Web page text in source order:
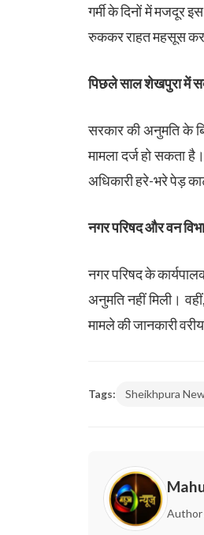
गर्मी के दिनों में मजदूर
रुककर राहत महसूस
पिछले साल शेखपुरा में
सरकार की अनुमति के
मामला दर्ज हो सकता
अधिकारी हरे-भरे पेड़
नगर परिषद और वन
नगर परिषद के
अनुमति नहीं मिली।
मामले की जानकारी
Tags: Sheikhpura
Author